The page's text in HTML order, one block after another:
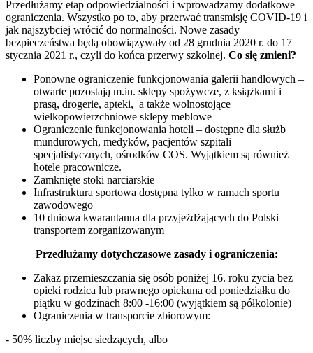
Przedłużamy etap odpowiedzialności i wprowadzamy dodatkowe
ograniczenia. Wszystko po to, aby przerwać transmisję COVID-19 i
jak najszybciej wrócić do normalności. Nowe zasady
bezpieczeństwa będą obowiązywały od 28 grudnia 2020 r. do 17
stycznia 2021 r., czyli do końca przerwy szkolnej. Co się zmieni?
Ponowne ograniczenie funkcjonowania galerii handlowych –
otwarte pozostają m.in. sklepy spożywcze, z książkami i
prasą, drogerie, apteki, a także wolnostojące
wielkopowierzchniowe sklepy meblowe
Ograniczenie funkcjonowania hoteli – dostępne dla służb
mundurowych, medyków, pacjentów szpitali
specjalistycznych, ośrodków COS. Wyjątkiem są również
hotele pracownicze.
Zamknięte stoki narciarskie
Infrastruktura sportowa dostępna tylko w ramach sportu
zawodowego
10 dniowa kwarantanna dla przyjeżdżających do Polski
transportem zorganizowanym
Przedłużamy dotychczasowe zasady i ograniczenia:
Zakaz przemieszczania się osób poniżej 16. roku życia bez
opieki rodzica lub prawnego opiekuna od poniedziałku do
piątku w godzinach 8:00 -16:00 (wyjątkiem są półkolonie)
Ograniczenia w transporcie zbiorowym:
- 50% liczby miejsc siedzących, albo